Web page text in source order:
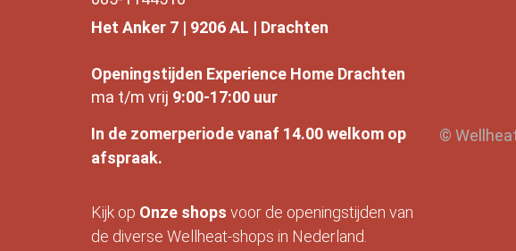
Het Anker 7 | 9206 AL | Drachten
Openingstijden Experience Home Drachten
ma t/m vrij 9:00-17:00 uur
In de zomerperiode vanaf 14.00 welkom op
afspraak.
Kijk op Onze shops voor de openingstijden van
de diverse Wellheat-shops in Nederland.
©